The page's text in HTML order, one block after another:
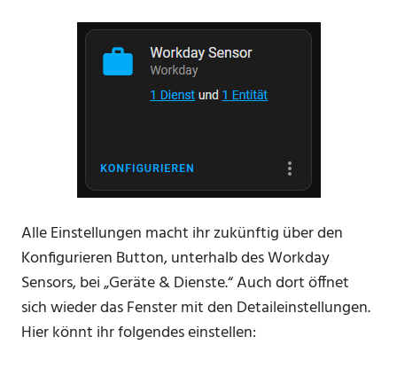
Alle Einstellungen macht ihr zukünftig über den
Konfigurieren Button, unterhalb des Workday
Sensors, bei „Geräte & Dienste.“ Auch dort öffnet
sich wieder das Fenster mit den Detaileinstellungen.
Hier könnt ihr folgendes einstellen: